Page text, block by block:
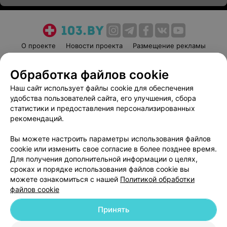
О проекте Новости проекта
Размещение рекламы
Пользовательское соглашение
Способы оплаты
Вакансии
Партнеры
Написать руководителю 103.by
Обработка персональных данных
© 2026 ООО «Артокс Лаб», УНП 191700409
| 220012, Республика Беларусь,
Обработка файлов cookie
Наш сайт использует файлы cookie для обеспечения
удобства пользователей сайта, его улучшения, сбора
статистики и предоставления персонализированных
рекомендаций.
Вы можете настроить параметры использования файлов
cookie или изменить свое согласие в более позднее время.
Для получения дополнительной информации о целях,
сроках и порядке использования файлов cookie вы
можете ознакомиться с нашей Политикой обработки
файлов cookie
Принять